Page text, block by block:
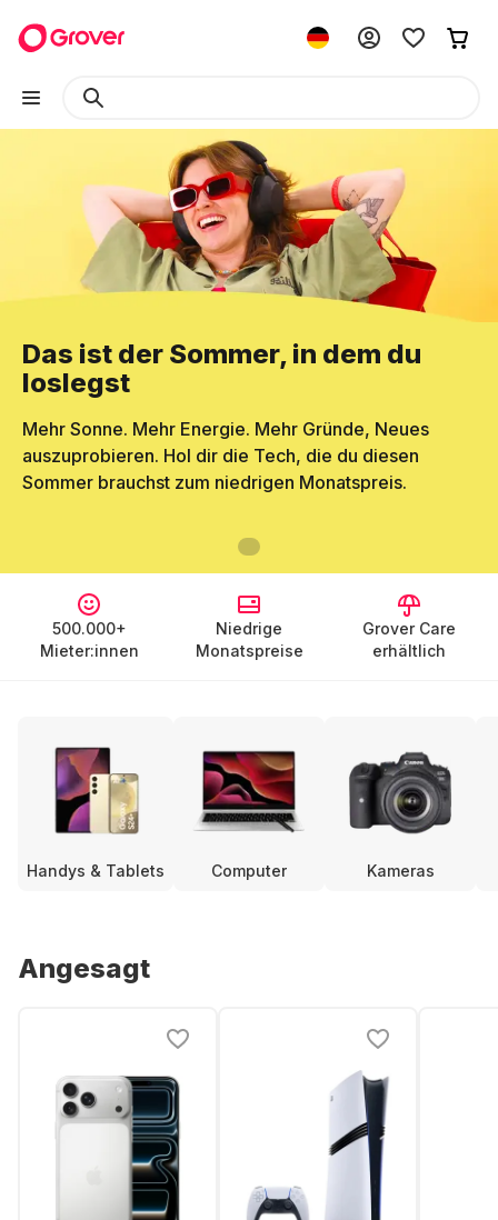
Das ist der Sommer, in dem du
loslegst
Mehr Sonne. Mehr Energie. Mehr Gründe, Neues
auszuprobieren. Hol dir die Tech, die du diesen
Sommer brauchst zum niedrigen Monatspreis.
500.000+
Mieter:innen
Niedrige
Monatspreise
Grover Care
erhältlich
Handys & Tablets Computer Kameras
Angesagt